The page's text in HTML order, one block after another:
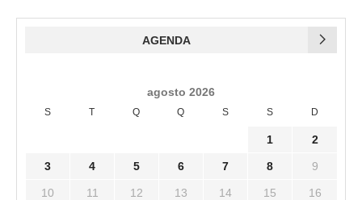
AGENDA
agosto 2026
S T Q Q S S D
1 2
3 4 5 6 7 8 9
10 11 12 13 14 15 16